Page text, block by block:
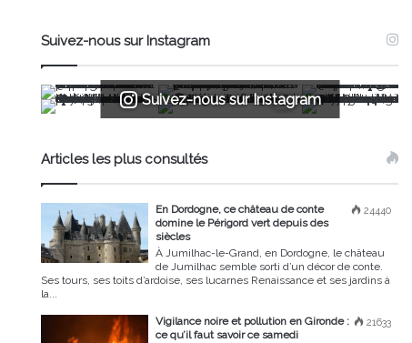
Suivez-nous sur Instagram
Suivez-nous sur Instagram
Articles les plus consultés
24440
En Dordogne, ce château de conte
domine le Périgord vert depuis des
siècles
À Jumilhac-le-Grand, en Dordogne, le château
de Jumilhac semble sorti d’un décor de conte.
Ses tours, ses toits d’ardoise, ses lucarnes Renaissance et ses jardins à
la...
21633
Vigilance noire et pollution en Gironde :
ce qu’il faut savoir ce samedi